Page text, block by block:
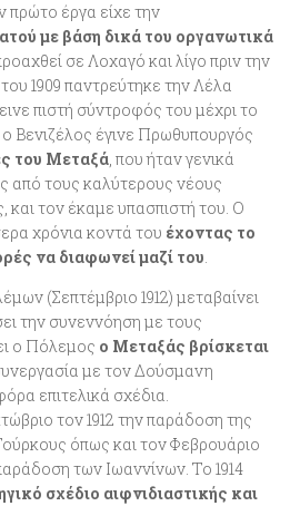
πρώτο έργα είχε την
με βάση δικά του οργανωτικά
σε Λοχαγό και λίγο πριν την
1909 παντρεύτηκε την Λέλα
πιστή σύντροφός του μέχρι το
Βενιζέλος έγινε Πρωθυπουργός
του Μεταξά, που ήταν γενικά
από τους καλύτερους νέους
και τον έκαμε υπασπιστή του. Ο
χρόνια κοντά του έχοντας το
να διαφωνεί μαζί του.
(Σεπτέμβριο 1912) μεταβαίνει
την συνεννόηση με τους
ο Πόλεμος ο Μεταξάς βρίσκεται
με τον Δούσμανη
επιτελικά σχέδια.
τον 1912 την παράδοση της
όπως και τον Φεβρουάριο
των Ιωαννίνων. Το 1914
σχέδιο αιφνιδιαστικής και